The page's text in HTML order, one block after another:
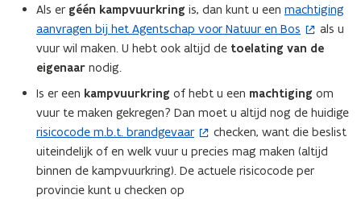
ii
)
n
t
i
n
i
e
u
w
v
Als er géén kampvuurkring is, dan kunt u een machtiging
aanvragen bij het Agentschap voor Natuur en Bos
(
o
p
n
t
i
n
n
als u
vuur wil maken. U hebt ook altijd de toelating van de
eigenaar nodig.
Is er een kampvuurkring of hebt u een machtiging om
vuur te maken gekregen? Dan moet u altijd nog de huidige
risicocode m.b.t. brandgevaar
(
o
p
e
checken, want die beslist
uiteindelijk of en welk vuur u precies mag maken (altijd
binnen de kampvuurkring). De actuele risicocode per
provincie kunt u checken op